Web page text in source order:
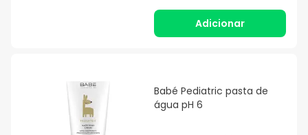
Adicionar
Babé Pediatric pasta de
água pH 6